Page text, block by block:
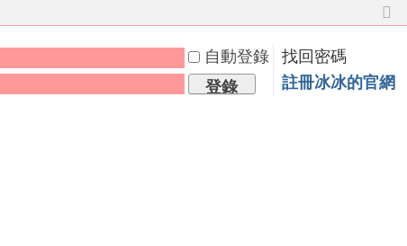
切
窄
版
自動登錄
找回密碼
登錄 註冊冰冰的官網